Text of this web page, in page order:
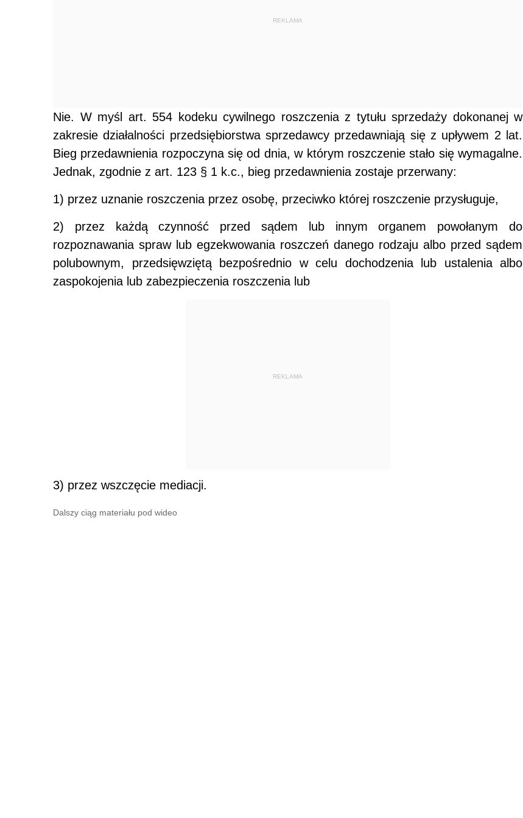
REKLAMA
Nie. W myśl art. 554 kodeku cywilnego roszczenia z tytułu sprzedaży dokonanej w
zakresie działalności przedsiębiorstwa sprzedawcy przedawniają się z upływem 2 lat.
Bieg przedawnienia rozpoczyna się od dnia, w którym roszczenie stało się wymagalne.
Jednak, zgodnie z art. 123 § 1 k.c., bieg przedawnienia zostaje przerwany:
1) przez uznanie roszczenia przez osobę, przeciwko której roszczenie przysługuje,
2) przez każdą czynność przed sądem lub innym organem powołanym do
rozpoznawania spraw lub egzekwowania roszczeń danego rodzaju albo przed sądem
polubownym, przedsięwziętą bezpośrednio w celu dochodzenia lub ustalenia albo
zaspokojenia lub zabezpieczenia roszczenia lub
REKLAMA
3) przez wszczęcie mediacji.
Dalszy ciąg materiału pod wideo